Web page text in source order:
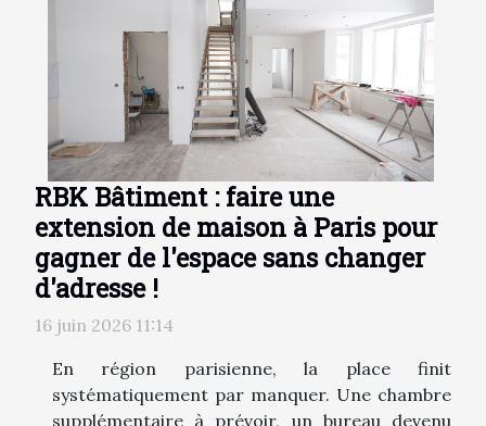
RBK Bâtiment : faire une
extension de maison à Paris pour
gagner de l'espace sans changer
d'adresse !
16 juin 2026 11:14
En région parisienne, la place finit
systématiquement par manquer. Une chambre
supplémentaire à prévoir, un bureau devenu